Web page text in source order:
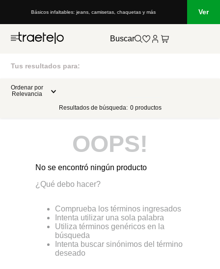
Básicos infaltables: jeans, camisetas, chaquetas y más Ver
Buscar
Tus resultados para:
Ordenar por
Relevancia
Resultados de búsqueda: 0 productos
OOPS!
No se encontró ningún producto
¿Qué debo hacer?
Comprueba los términos ingresados
Intenta utilizar una sola palabra
Utiliza términos genéricos en la
búsqueda
Intenta buscar sinónimos del término
deseado